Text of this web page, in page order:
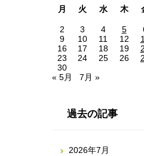
月 火 水 木
2
3 4 5
9
10 11 12
16
17 18 19
23
24 25 26
30
« 5月
7月 »
過去の記事
2026年7月